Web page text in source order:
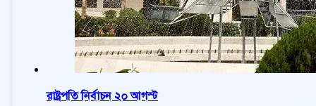
রাষ্ট্রপতি নির্বাচন ২০ আগস্ট